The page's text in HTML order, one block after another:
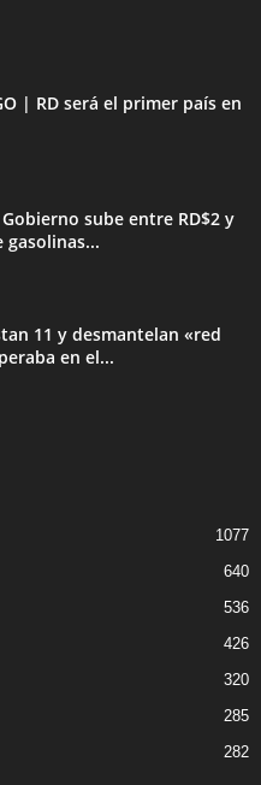
| RD será el primer país en
Gobierno sube entre RD$2 y
gasolinas...
11 y desmantelan «red
en el...
1077
640
536
426
320
285
282